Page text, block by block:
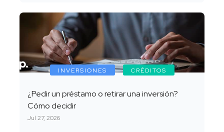
INVERSIONES CRÉDITOS
¿Pedir un préstamo o retirar una inversión?
Cómo decidir
Jul 27, 2026